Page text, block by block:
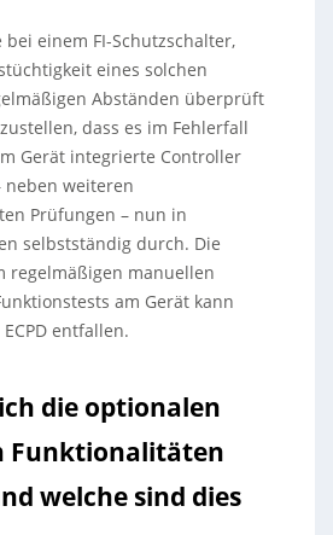
einem FI-Schutzschalter,
eines solchen
Abständen überprüft
dass es im Fehlerfall
Gerät integrierte Controller
neben weiteren
Prüfungen – nun in
selbstständig durch. Die
regelmäßigen manuellen
am Gerät kann
entfallen.
die optionalen
Funktionalitäten
welche sind dies